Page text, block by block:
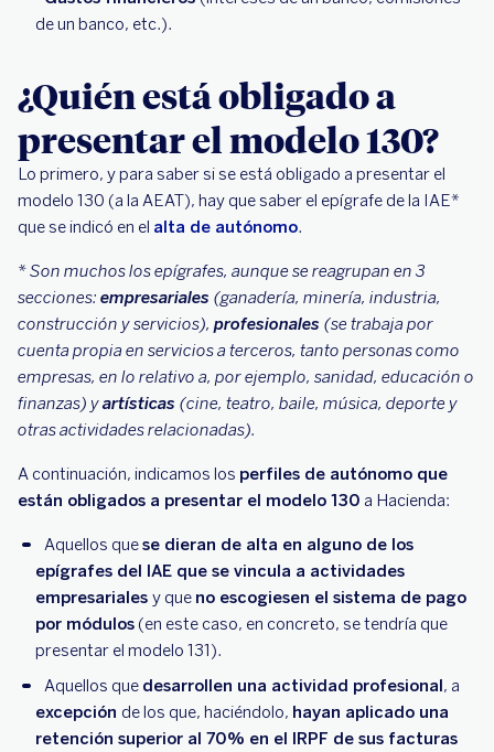
de un banco, etc.).
¿Quién está obligado a
presentar el modelo 130?
Lo primero, y para saber si se está obligado a presentar el
modelo 130 (a la AEAT), hay que saber el epígrafe de la IAE*
que se indicó en el alta de autónomo.
* Son muchos los epígrafes, aunque se reagrupan en 3
secciones: empresariales (ganadería, minería, industria,
construcción y servicios), profesionales (se trabaja por
cuenta propia en servicios a terceros, tanto personas como
empresas, en lo relativo a, por ejemplo, sanidad, educación o
finanzas) yartísticas (cine, teatro, baile, música, deporte y
otras actividades relacionadas).
A continuación, indicamos los perfiles de autónomo que
están obligados a presentar el modelo 130 a Hacienda:
Aquellos quese dieran de alta en alguno de los
epígrafes del IAE que se vincula a actividades
empresariales y que no escogiesen el sistema de pago
por módulos (en este caso, en concreto, se tendría que
presentar el modelo 131).
Aquellos que desarrollen una actividad profesional, a
excepción de los que, haciéndolo, hayan aplicado una
retención superior al 70% en el IRPF de sus facturas